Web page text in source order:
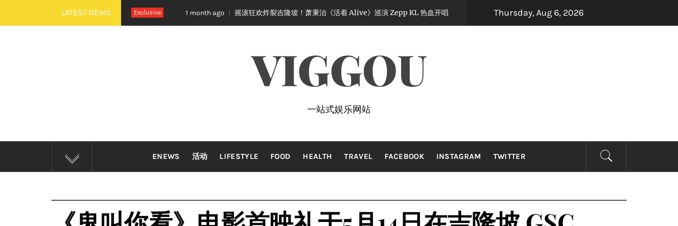
to
LATEST NEWS Exclusive
全新世界巡演大马站官宣！ 1 month ago 摇滚狂欢炸裂吉隆坡！萧秉治《活着 Alive》巡演 Zepp KL 热血开唱 1 month ago 四大印尼金曲制造机Dadali、Repvblik、Armada及Samsons联手
Thursday, Aug 6, 2026
VIGGOU
一站式娱乐网站
ENEWS 活动 LIFESTYLE FOOD HEALTH TRAVEL FACEBOOK INSTAGRAM TWITTER